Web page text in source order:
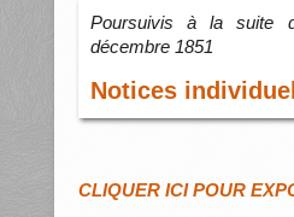
Poursuivis à la suite
décembre 1851
Notices
CLIQUER ICI POUR